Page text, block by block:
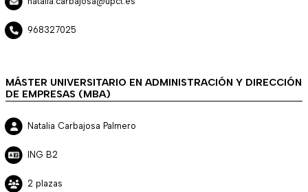
968327025
MÁSTER UNIVERSITARIO EN ADMINISTRACIÓN Y DIRECCIÓN
DE EMPRESAS (MBA)
Natalia Carbajosa Palmero
ING B2
2 plazas